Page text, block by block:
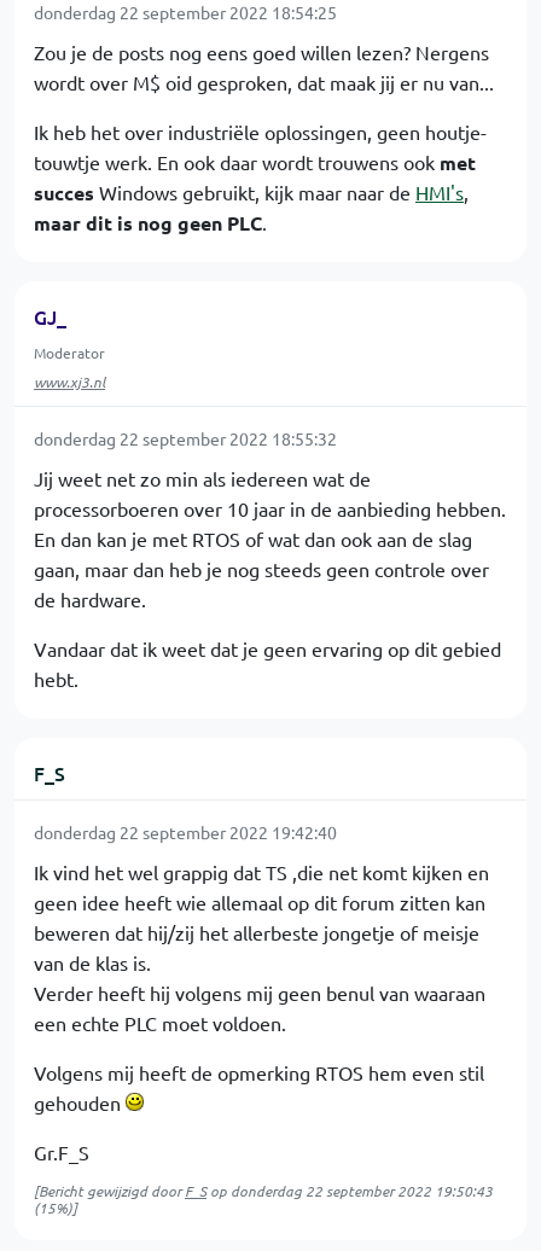
donderdag 22 september 2022 18:54:25
Zou je de posts nog eens goed willen lezen? Nergens
wordt over M$ oid gesproken, dat maak jij er nu van...
Ik heb het over industriële oplossingen, geen houtje-
touwtje werk. En ook daar wordt trouwens ook met
succes Windows gebruikt, kijk maar naar de HMI's,
maar dit is nog geen PLC.
GJ_
Moderator
www.xj3.nl
donderdag 22 september 2022 18:55:32
Jij weet net zo min als iedereen wat de
processorboeren over 10 jaar in de aanbieding hebben.
En dan kan je met RTOS of wat dan ook aan de slag
gaan, maar dan heb je nog steeds geen controle over
de hardware.
Vandaar dat ik weet dat je geen ervaring op dit gebied
hebt.
F_S
donderdag 22 september 2022 19:42:40
Ik vind het wel grappig dat TS ,die net komt kijken en
geen idee heeft wie allemaal op dit forum zitten kan
beweren dat hij/zij het allerbeste jongetje of meisje
van de klas is.
Verder heeft hij volgens mij geen benul van waaraan
een echte PLC moet voldoen.
Volgens mij heeft de opmerking RTOS hem even stil
gehouden
Gr.F_S
[Bericht gewijzigd doorF_Sop donderdag 22 september 2022 19:50:43
(15%)]